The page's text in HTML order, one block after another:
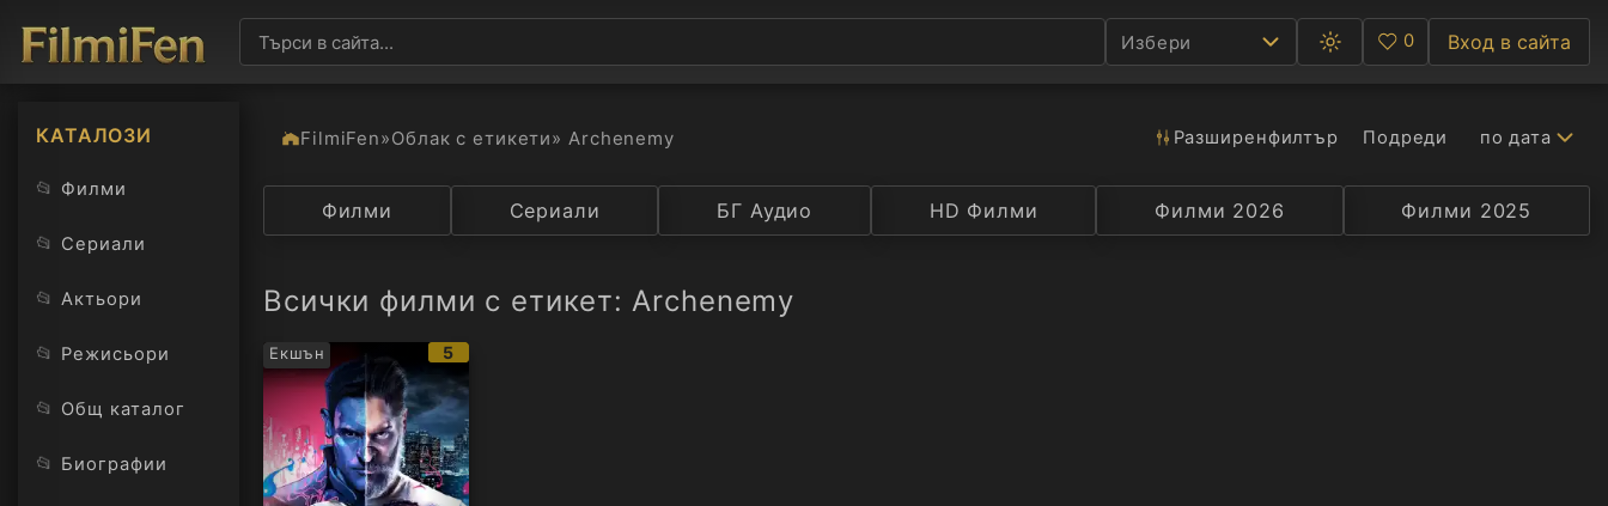
Избери
Превключване
между
светла
Любими
0 Вход в сайта
КАТАЛОЗИ
📂 Филми
📂 Сериали
📂 Актьори
📂 Режисьори
📂 Общ каталог
📂 Биографии
FilmiFen»Облак с етикети» Archenemy Разширенфилтър Подреди по дата
Категория Държава Рейтинг Селекция Превод Актьор
Филми Сериали БГ Аудио HD Филми Филми 2026 Филми 2025
Всички филми с етикет: Archenemy
Екшън
IMDb
5